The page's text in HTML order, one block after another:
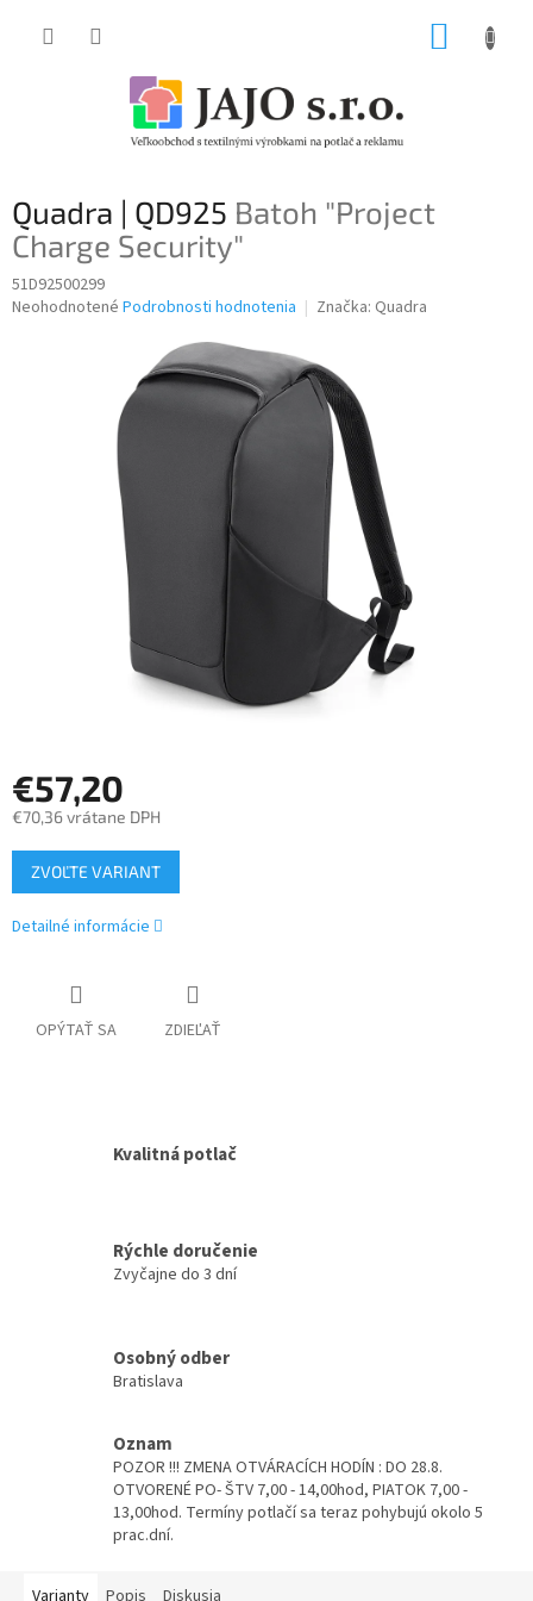
Quadra | QD925 Batoh "Project
Charge Security"
51D92500299
Priemerné
Neohodnotené Podrobnosti hodnotenia Značka: Quadra
€57,20
€70,36 vrátane DPH
Jednotková
cena:
ZVOĽTE VARIANT
Detailné informácie
OPÝTAŤ SA ZDIEĽAŤ
Kvalitná potlač
Rýchle doručenie
Zvyčajne do 3 dní
Osobný odber
Bratislava
Oznam
POZOR !!! ZMENA OTVÁRACÍCH HODÍN : DO 28.8.
OTVORENÉ PO- ŠTV 7,00 - 14,00hod, PIATOK 7,00 -
13,00hod. Termíny potlačí sa teraz pohybujú okolo 5
prac.dní.